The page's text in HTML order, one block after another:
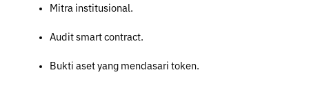
Mitra institusional.
Audit smart contract.
Bukti aset yang mendasari token.